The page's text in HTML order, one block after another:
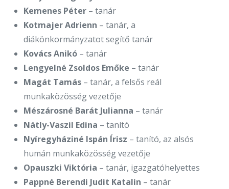
Kemenes Péter – tanár
Kotmajer Adrienn – tanár, a
diákönkormányzatot segítő tanár
Kovács Anikó – tanár
Lengyelné Zsoldos Emőke – tanár
Magát Tamás – tanár, a felsős reál
munkaközösség vezetője
Mészárosné Barát Julianna – tanár
Nátly-Vaszil Edina – tanító
Nyíregyháziné Ispán Írisz – tanító, az alsós
humán munkaközösség vezetője
Opauszki Viktória – tanár, igazgatóhelyettes
Pappné Berendi Judit Katalin – tanár